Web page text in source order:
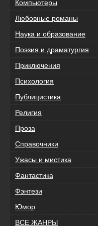
Компьютеры
Любовные романы
Наука и образование
Поэзия и драматургия
Приключения
Психология
Публицистика
Религия
Проза
Справочники
Ужасы и мистика
Фантастика
Фэнтези
Юмор
ВСЕ ЖАНРЫ